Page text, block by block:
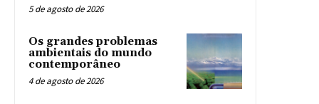
5 de agosto de 2026
Os grandes problemas
ambientais do mundo
contemporâneo
4 de agosto de 2026